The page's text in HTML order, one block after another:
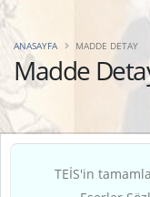
Madde
ANASAYFA MADDE DETAY
TEİS'in